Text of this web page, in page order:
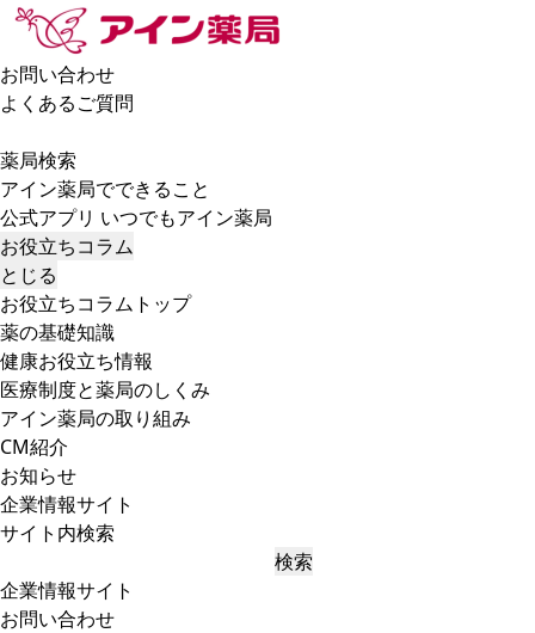
お問い合わせ
よくあるご質問
薬局検索
アイン薬局でできること
公式アプリ いつでもアイン薬局
お役立ちコラム
とじる
お役立ちコラムトップ
薬の基礎知識
健康お役立ち情報
医療制度と薬局のしくみ
アイン薬局の取り組み
CM紹介
お知らせ
企業情報サイト
サイト内検索
検索
企業情報サイト
お問い合わせ